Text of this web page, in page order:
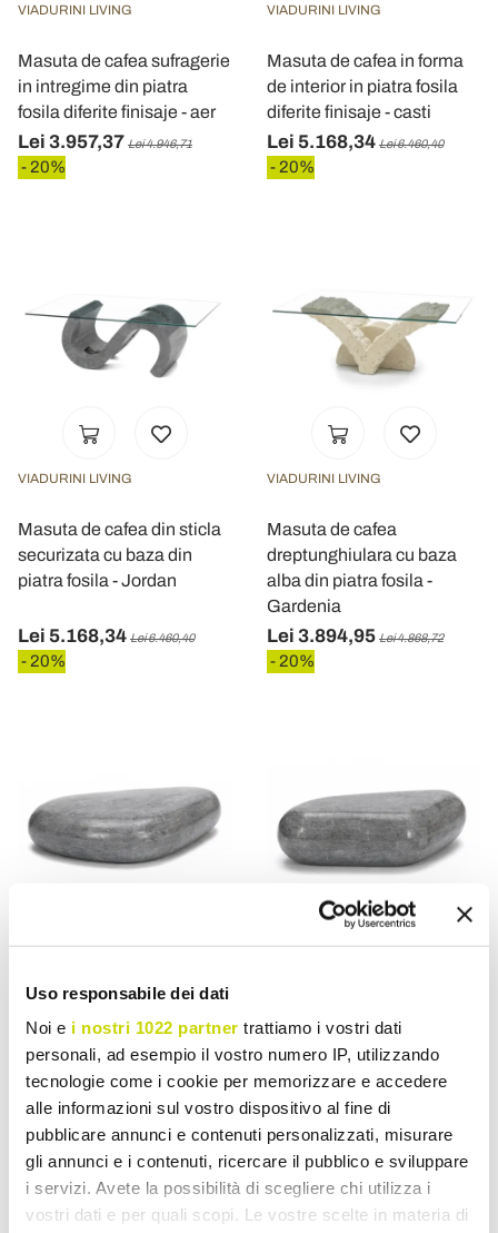
Uso responsabile dei dati
Noi e i nostri 1022 partner trattiamo i vostri dati
personali, ad esempio il vostro numero IP, utilizzando
tecnologie come i cookie per memorizzare e accedere
alle informazioni sul vostro dispositivo al fine di
pubblicare annunci e contenuti personalizzati, misurare
gli annunci e i contenuti, ricercare il pubblico e sviluppare
i servizi. Avete la possibilità di scegliere chi utilizza i
vostri dati e per quali scopi. Le vostre scelte in materia di
VIADURINI LIVING
Masuta de cafea sufragerie
in intregime din piatra
fosila diferite finisaje - aer
Lei 3.957,37 Lei 4.946,71
- 20%
VIADURINI LIVING
Masuta de cafea in forma
de interior in piatra fosila
diferite finisaje - casti
Lei 5.168,34 Lei 6.460,40
- 20%
VIADURINI LIVING
Masuta de cafea din sticla
securizata cu baza din
piatra fosila - Jordan
Lei 5.168,34 Lei 6.460,40
- 20%
VIADURINI LIVING
Masuta de cafea
dreptunghiulara cu baza
alba din piatra fosila -
Gardenia
Lei 3.894,95 Lei 4.868,72
- 20%
Masuta de cafea moderna
in forma de piatra fosila -
Beth
Lei 5.775,88 Lei 7.219,82
- 20%
Masuta de cafea ovala din
piatra fosila moderna -
Avenue
Lei 4.256,99 Lei 5.321,22
- 20%